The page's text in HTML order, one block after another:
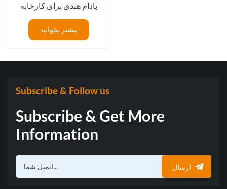
بادام هندی برای کارخانه
بیشتر بخوانید
Subscribe & Follow us
Subscribe & Get More
Information
ارسال